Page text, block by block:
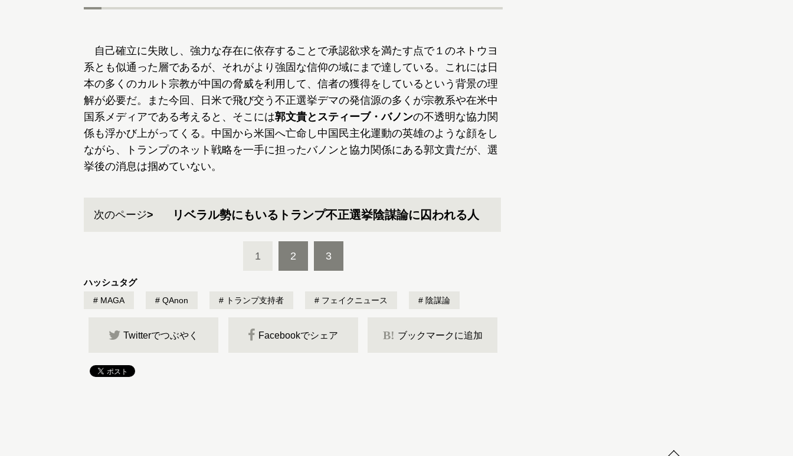
自己確立に失敗し、強力な存在に依存することで承認欲求を満たす点で１のネトウヨ
系とも似通った層であるが、それがより強固な信仰の域にまで達している。これには日
本の多くのカルト宗教が中国の脅威を利用して、信者の獲得をしているという背景の理
解が必要だ。また今回、日米で飛び交う不正選挙デマの発信源の多くが宗教系や在米中
国系メディアである考えると、そこには郭文貴とスティーブ・バノンの不透明な協力関
係も浮かび上がってくる。中国から米国へ亡命し中国民主化運動の英雄のような顔をし
ながら、トランプのネット戦略を一手に担ったバノンと協力関係にある郭文貴だが、選
挙後の消息は掴めていない。
次のページ リベラル勢にもいるトランプ不正選挙陰謀論に囚われる人
1 2 3
ハッシュタグ
MAGA QAnon トランプ支持者 フェイクニュース 陰謀論
Twitterでつぶやく Facebookでシェア B! ブックマークに追加